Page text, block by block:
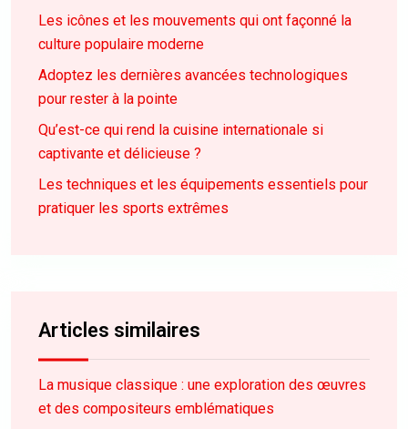
Les icônes et les mouvements qui ont façonné la
culture populaire moderne
Adoptez les dernières avancées technologiques
pour rester à la pointe
Qu’est-ce qui rend la cuisine internationale si
captivante et délicieuse ?
Les techniques et les équipements essentiels pour
pratiquer les sports extrêmes
Articles similaires
La musique classique : une exploration des œuvres
et des compositeurs emblématiques